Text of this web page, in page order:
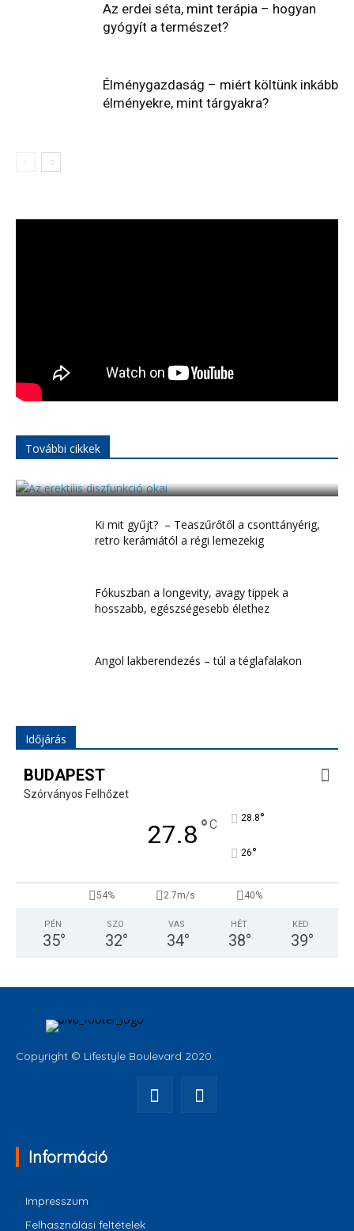
Az erdei séta, mint terápia – hogyan
gyógyít a természet?
Élménygazdaság – miért költünk inkább
élményekre, mint tárgyakra?
További cikkek
Ki mit gyűjt? – Teaszűrőtől a csonttányérig,
retro kerámiától a régi lemezekig
Fókuszban a longevity, avagy tippek a
hosszabb, egészségesebb élethez
Angol lakberendezés – túl a téglafalakon
Időjárás
BUDAPEST
Szórványos Felhőzet
27.8°C 28.8°
26°
54% 2.7m/s 40%
PÉN
35°
SZO
32°
VAS
34°
HÉT
38°
KED
39°
Copyright © Lifestyle Boulevard 2020.
Információ
Impresszum
Felhasználási feltételek